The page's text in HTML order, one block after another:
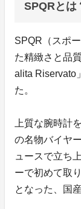
SPQRとは
SPQR（スポ
た精緻さと品
alita Riservato
た。
上質な腕時計
の名物バイヤ
ュースで立ち
ーで初めて取
となった、国